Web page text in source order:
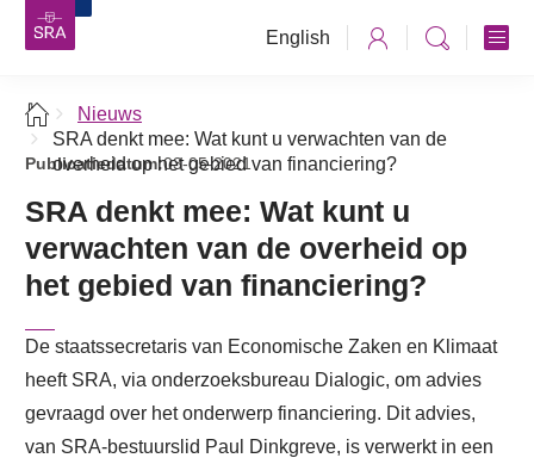
English
Nieuws
SRA denkt mee: Wat kunt u verwachten van de
overheid op het gebied van financiering?
Publicatiedatum:03-05-2021
SRA denkt mee: Wat kunt u
verwachten van de overheid op
het gebied van financiering?
De staatssecretaris van Economische Zaken en Klimaat
heeft SRA, via onderzoeksbureau Dialogic, om advies
gevraagd over het onderwerp financiering. Dit advies,
van SRA-bestuurslid Paul Dinkgreve, is verwerkt in een